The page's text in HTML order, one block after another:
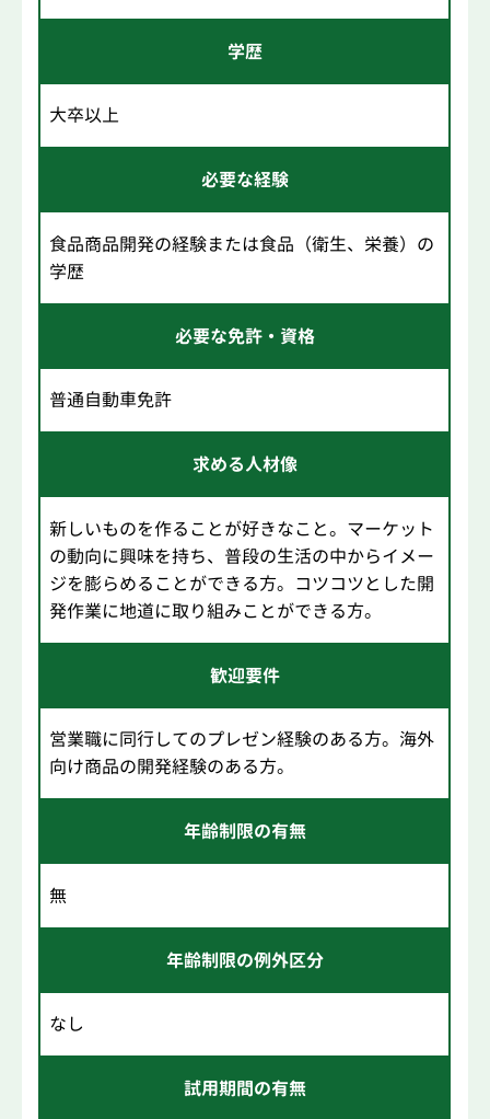
学歴
大卒以上
必要な経験
食品商品開発の経験または食品（衛生、栄養）の
学歴
必要な免許・資格
普通自動車免許
求める人材像
新しいものを作ることが好きなこと。マーケット
の動向に興味を持ち、普段の生活の中からイメー
ジを膨らめることができる方。コツコツとした開
発作業に地道に取り組みことができる方。
歓迎要件
営業職に同行してのプレゼン経験のある方。海外
向け商品の開発経験のある方。
年齢制限の有無
無
年齢制限の例外区分
なし
試用期間の有無